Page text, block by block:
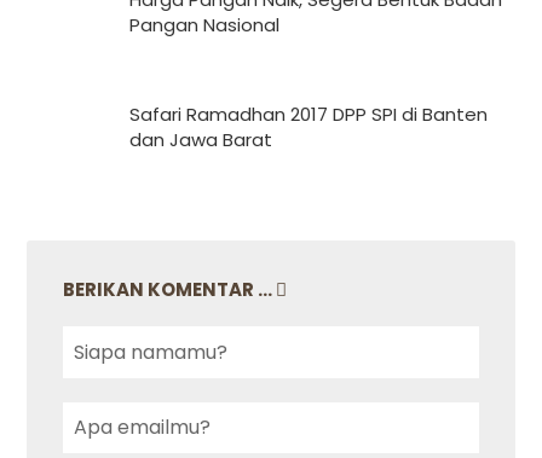
Pangan Nasional
Safari Ramadhan 2017 DPP SPI di Banten
dan Jawa Barat
BERIKAN KOMENTAR ...